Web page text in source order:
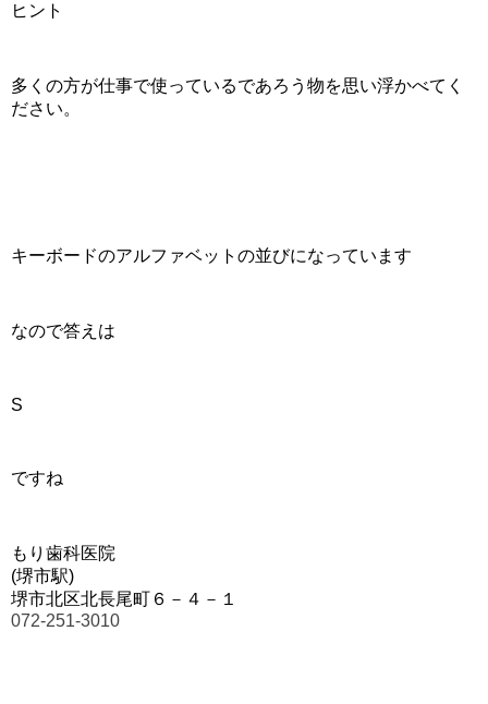
ヒント
多くの方が仕事で使っているであろう物を思い浮かべてく
ださい。
キーボードのアルファベットの並びになっています
なので答えは
S
ですね
もり歯科医院
(堺市駅)
堺市北区北長尾町６－４－１
072-251-3010